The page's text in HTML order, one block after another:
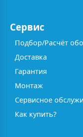
Сервис
Подбор/Расчёт
Доставка
Гарантия
Монтаж
Сервисное
Как купить?